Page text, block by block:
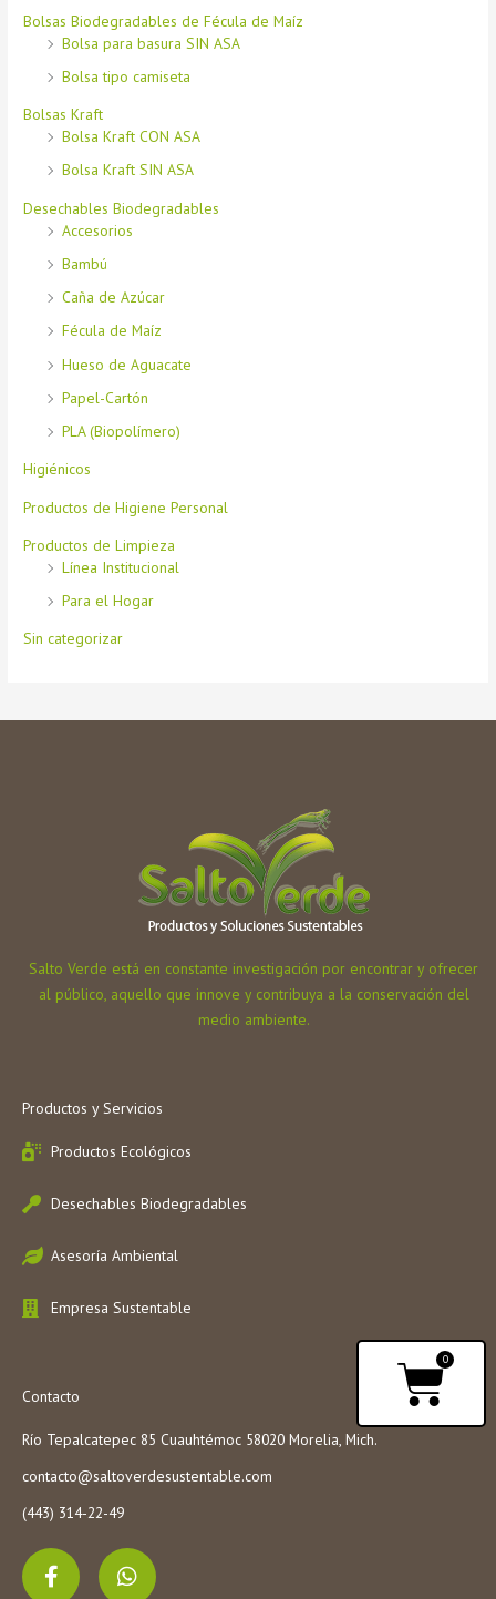
Bolsas Biodegradables de Fécula de Maíz
Bolsa para basura SIN ASA
Bolsa tipo camiseta
Bolsas Kraft
Bolsa Kraft CON ASA
Bolsa Kraft SIN ASA
Desechables Biodegradables
Accesorios
Bambú
Caña de Azúcar
Fécula de Maíz
Hueso de Aguacate
Papel-Cartón
PLA (Biopolímero)
Higiénicos
Productos de Higiene Personal
Productos de Limpieza
Línea Institucional
Para el Hogar
Sin categorizar
Salto Verde está en constante investigación por encontrar y ofrecer
al público, aquello que innove y contribuya a la conservación del
medio ambiente.
Productos y Servicios
Productos Ecológicos
Desechables Biodegradables
Asesoría Ambiental
Empresa Sustentable
Contacto
Río Tepalcatepec 85 Cuauhtémoc 58020 Morelia, Mich.
contacto@saltoverdesustentable.com
(443) 314-22-49
F
a
W
h
0